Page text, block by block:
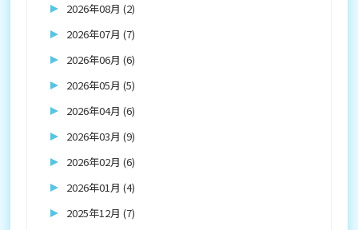
2026年08月 (2)
2026年07月 (7)
2026年06月 (6)
2026年05月 (5)
2026年04月 (6)
2026年03月 (9)
2026年02月 (6)
2026年01月 (4)
2025年12月 (7)